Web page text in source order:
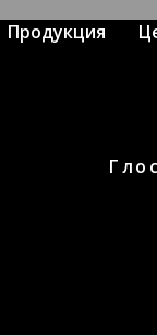
Продукция